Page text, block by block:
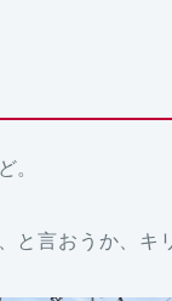
。
と言おうか、キ